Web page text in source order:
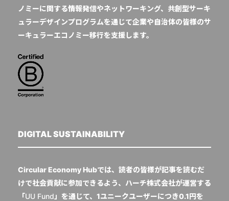
ノミーに関する情報発信やネットワーキング、共創型サーキ
ュラーデザインプログラムを通じて企業や自治体の皆様のサ
ーキュラーエコノミー移行を支援します。
DIGITAL SUSTAINABILITY
Circular Economy Hubでは、読者の皆様が記事を読むだ
けで社会貢献に参加できるよう、ハーチ株式会社が運営する
「UU Fund 」を通じて、1ユニークユーザーにつき0.1円を